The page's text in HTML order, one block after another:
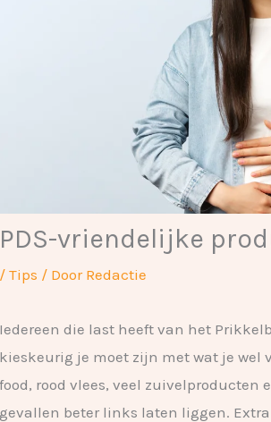
PDS-vriendelijke
/Tips / Door Redactie
Iedereen die last heeft van het
kieskeurig je moet zijn met wat je wel
food, rood vlees, veel zuivelproducten
gevallen beter links laten liggen.